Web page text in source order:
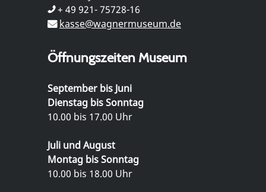
+ 49 921- 75728-16
kasse@wagnermuseum.de
Öffnungszeiten Museum
September bis Juni
Dienstag bis Sonntag
10.00 bis 17.00 Uhr
Juli und August
Montag bis Sonntag
10.00 bis 18.00 Uhr